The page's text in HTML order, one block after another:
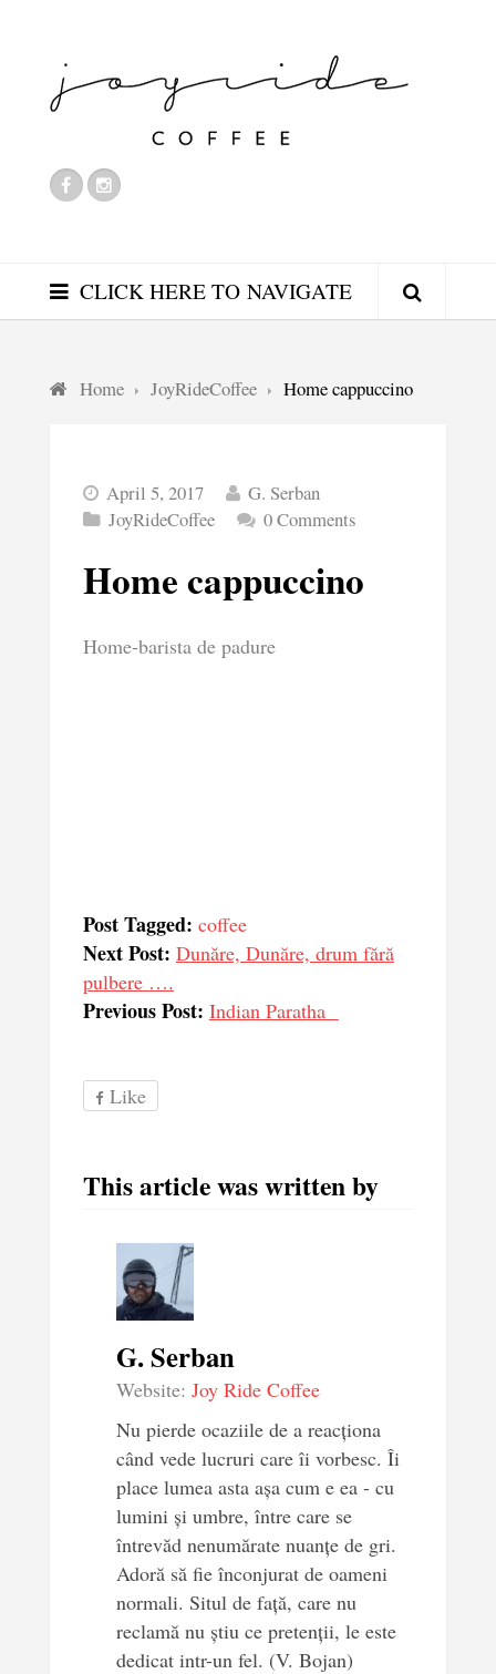
CLICK HERE TO NAVIGATE
Home JoyRideCoffee Home cappuccino
April 5, 2017
G. Serban
JoyRideCoffee
0 Comments
Home cappuccino
Home-barista de padure
Post Tagged: coffee
Next Post: Dunăre, Dunăre, drum fără
pulbere ….
Previous Post: Indian Paratha
Like
This article was written by
G. Serban
Website: Joy Ride Coffee
Nu pierde ocaziile de a reacționa
când vede lucruri care îi vorbesc. Îi
place lumea asta așa cum e ea - cu
lumini și umbre, între care se
întrevăd nenumărate nuanțe de gri.
Adoră să fie înconjurat de oameni
normali. Situl de față, care nu
reclamă nu știu ce pretenții, le este
dedicat intr-un fel. (V. Bojan)